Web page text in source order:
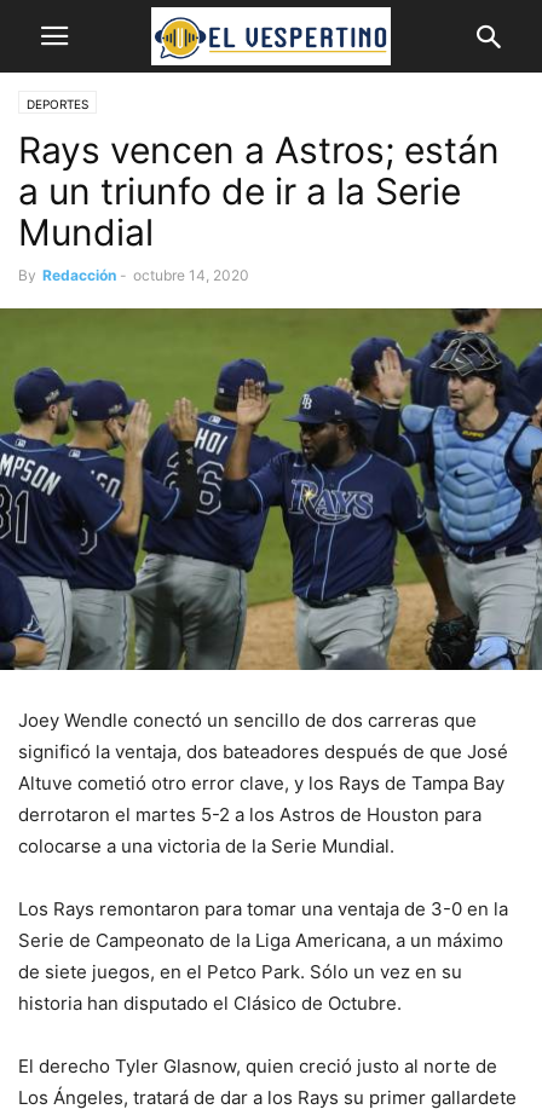
DEPORTES
Rays vencen a Astros; están
a un triunfo de ir a la Serie
Mundial
By Redacción - octubre 14, 2020
Joey Wendle conectó un sencillo de dos carreras que
significó la ventaja, dos bateadores después de que José
Altuve cometió otro error clave, y los Rays de Tampa Bay
derrotaron el martes 5-2 a los Astros de Houston para
colocarse a una victoria de la Serie Mundial.
Los Rays remontaron para tomar una ventaja de 3-0 en la
Serie de Campeonato de la Liga Americana, a un máximo
de siete juegos, en el Petco Park. Sólo un vez en su
historia han disputado el Clásico de Octubre.
El derecho Tyler Glasnow, quien creció justo al norte de
Los Ángeles, tratará de dar a los Rays su primer gallardete